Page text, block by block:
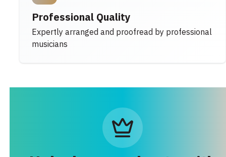
Professional Quality
Expertly arranged and proofread by professional
musicians